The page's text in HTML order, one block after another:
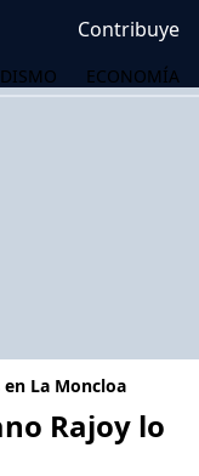
Contribuye
ECONOMÍA
La Moncloa
Rajoy lo